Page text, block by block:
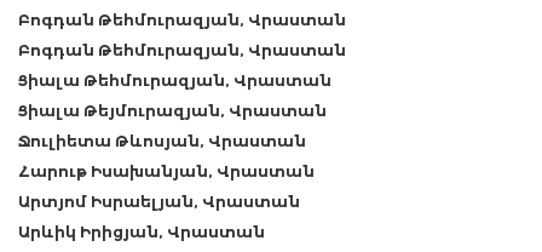
Բոգդան Թեհմուրազյան, Վրաստան
Բոգդան Թեհմուրազյան, Վրաստան
Ցիալա Թեհմուրազյան, Վրաստան
Ցիալա Թեյմուրազյան, Վրաստան
Ջուլիետա Թևոսյան, Վրաստան
Հարութ Իսախանյան, Վրաստան
Արտյոմ Իսրաելյան, Վրաստան
Արևիկ Իրիցյան, Վրաստան